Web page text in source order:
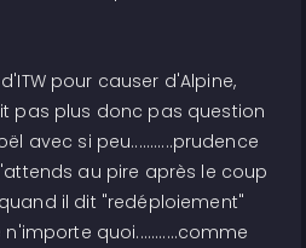
pour causer d'Alpine,
pas plus donc pas question
avec si peu...........prudence
au pire après le coup
il dit "redéploiement"
quoi...........comme